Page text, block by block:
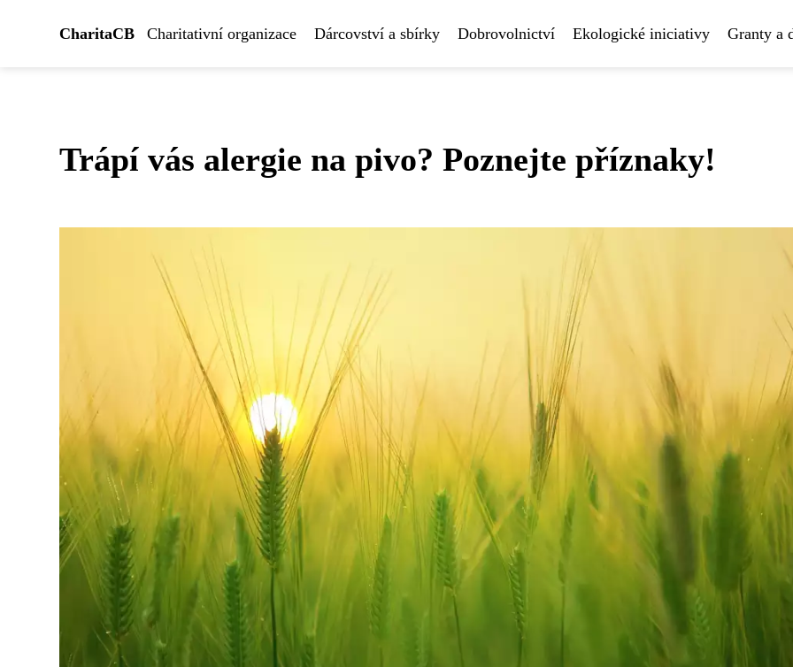
CharitaCB Charitativní organizace Dárcovství a sbírky Dobrovolnictví Ekologické iniciativy Granty a
Trápí vás alergie na pivo? Poznejte příznaky!